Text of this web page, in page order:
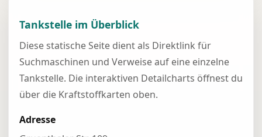
Tankstelle im Überblick
Diese statische Seite dient als Direktlink für
Suchmaschinen und Verweise auf eine einzelne
Tankstelle. Die interaktiven Detailcharts öffnest du
über die Kraftstoffkarten oben.
Adresse